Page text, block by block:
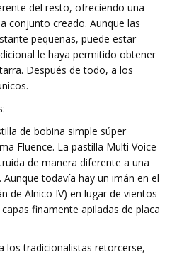
del resto, ofreciendo una
conjunto creado. Aunque las
pequeñas, puede estar
le haya permitido obtener
Después de todo, a los
de bobina simple súper
Fluence. La pastilla Multi Voice
de manera diferente a una
todavía hay un imán en el
de Alnico IV) en lugar de vientos
finamente apiladas de placa
los tradicionalistas retorcerse,